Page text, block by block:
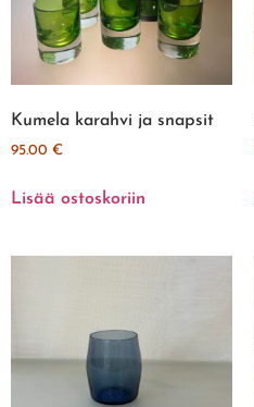
Kumela karahvi ja snapsit
95.00 €
Lisää ostoskoriin